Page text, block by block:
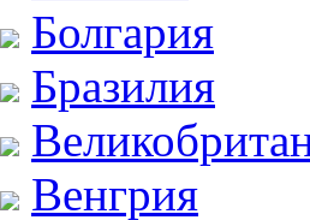
Болгария
Бразилия
Венгрия